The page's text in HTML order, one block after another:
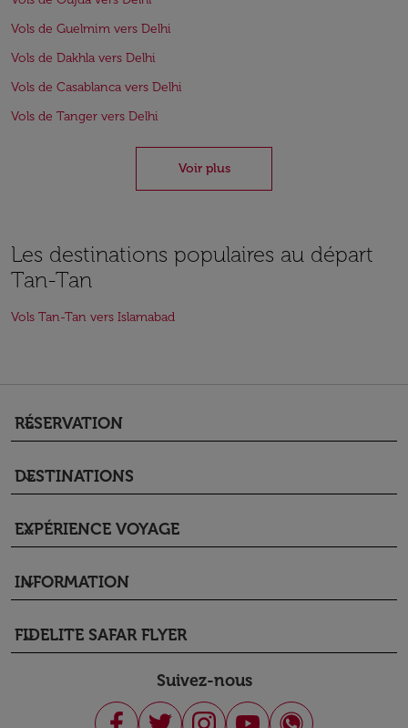
Vols de Guelmim vers Delhi
Vols de Dakhla vers Delhi
Vols de Casablanca vers Delhi
Vols de Tanger vers Delhi
Voir plus
Les destinations populaires au départ
Tan-Tan
Vols Tan-Tan vers Islamabad
RÉSERVATION
keyboard_arrow_down
DESTINATIONS
keyboard_arrow_down
EXPÉRIENCE VOYAGE
keyboard_arrow_down
INFORMATION
keyboard_arrow_down
FIDELITE SAFAR FLYER
keyboard_arrow_down
Suivez-nous